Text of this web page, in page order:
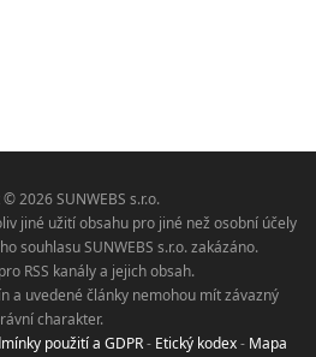
2026 SUNWEBS s.r.o.
jiné užití obsahu pro jiné než osobní účely
souhlasu SUNWEBS s.r.o. zakázáno.
RSS kanály a jejich obsah.
a uvedené články nemohou mít závazný
charakter.
použití a GDPR- Etický kodex- Mapa